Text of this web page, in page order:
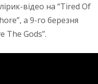
відео на “Tired Of
а 9-го березня
The Gods”.